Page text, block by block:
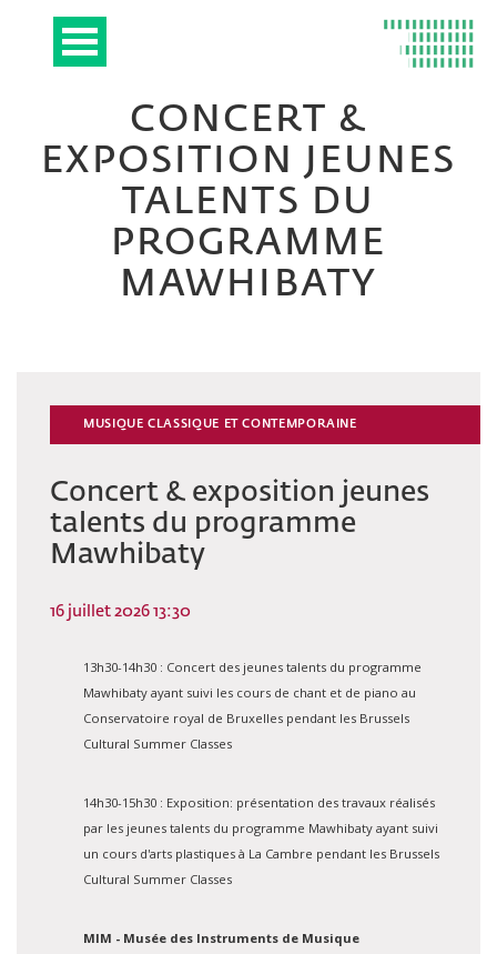
CONCERT &
EXPOSITION JEUNES
TALENTS DU
PROGRAMME
MAWHIBATY
MUSIQUE CLASSIQUE ET CONTEMPORAINE
Concert & exposition jeunes
talents du programme
Mawhibaty
16 juillet 2026 13:30
13h30-14h30 : Concert des jeunes talents du programme
Mawhibaty ayant suivi les cours de chant et de piano au
Conservatoire royal de Bruxelles pendant les Brussels
Cultural Summer Classes
14h30-15h30 : Exposition: présentation des travaux réalisés
par les jeunes talents du programme Mawhibaty ayant suivi
un cours d'arts plastiques à La Cambre pendant les Brussels
Cultural Summer Classes
MIM - Musée des Instruments de Musique